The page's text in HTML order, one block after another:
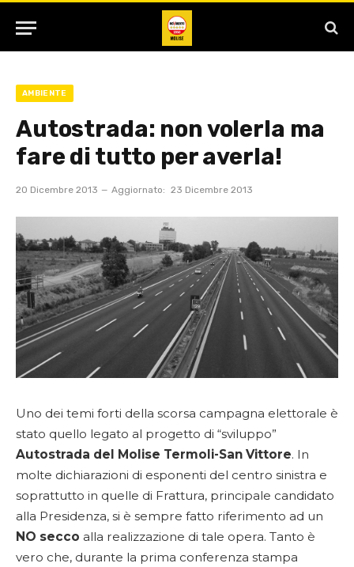
AMBIENTE
Autostrada: non volerla ma
fare di tutto per averla!
20 Dicembre 2013 Aggiornato: 23 Dicembre 2013
Uno dei temi forti della scorsa campagna elettorale è
stato quello legato al progetto di “sviluppo”
Autostrada del Molise Termoli-San Vittore. In
molte dichiarazioni di esponenti del centro sinistra e
soprattutto in quelle di Frattura, principale candidato
alla Presidenza, si è sempre fatto riferimento ad un
NO secco alla realizzazione di tale opera. Tanto è
vero che, durante la prima conferenza stampa